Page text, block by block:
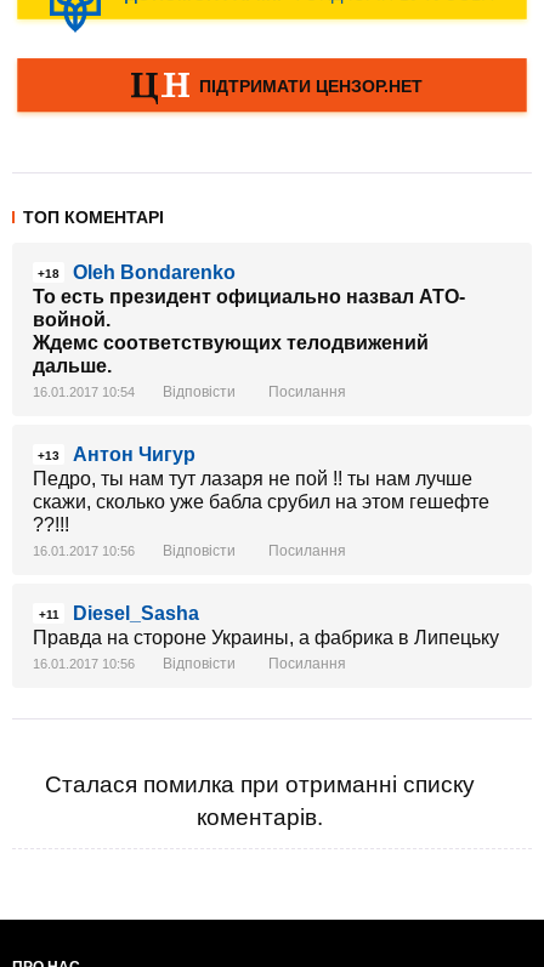
ТОП КОМЕНТАРІ
+18
Oleh Bondarenko
То есть президент официально назвал АТО-
войной.
Ждемс соответствующих телодвижений
дальше.
16.01.2017 10:54 Відповісти Посилання
+13
Антон Чигур
Педро, ты нам тут лазаря не пой !! ты нам лучше
скажи, сколько уже бабла срубил на этом гешефте
??!!!
16.01.2017 10:56 Відповісти Посилання
+11
Diesel_Sasha
Правда на стороне Украины, а фабрика в Липецьку
16.01.2017 10:56 Відповісти Посилання
Сталася помилка при отриманні списку
коментарів.